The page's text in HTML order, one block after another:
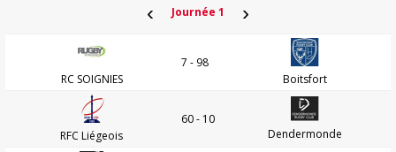
‹ Journée 1 ›
RC SOIGNIES
7 - 98
Boitsfort
RFC Liégeois
60 - 10
Dendermonde